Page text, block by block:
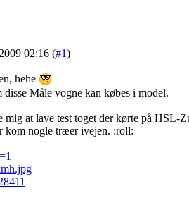
02:16 (#1)
hehe
Måle vogne kan købes i model.
at lave test toget der kørte på HSL-
kom nogle træer ivejen. :roll: